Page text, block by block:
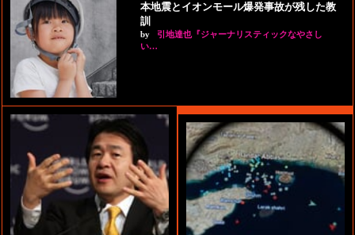
本地震とイオンモール爆発事故が残した教
訓
by
引地達也『ジャーナリスティックなやさし
い…